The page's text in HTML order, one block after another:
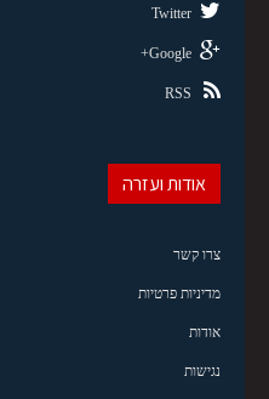
Twitter
Google+
RSS
אודות ועזרה
צרו קשר
מדיניות פרטיות
אודות
נגישות